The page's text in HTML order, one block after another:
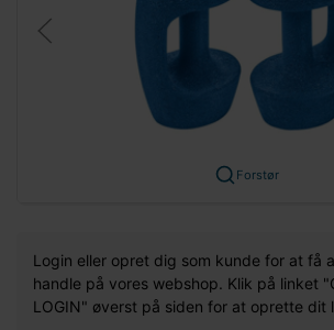
Forstør
Login eller opret dig som kunde for at få
handle på vores webshop. Klik på linket
LOGIN" øverst på siden for at oprette dit